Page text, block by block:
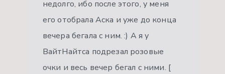
недолго, ибо после этого, у меня
его отобрала Аска и уже до конца
вечера бегала с ним. :) А я у
ВайтНайтса подрезал розовые
очки и весь вечер бегал с ними. [